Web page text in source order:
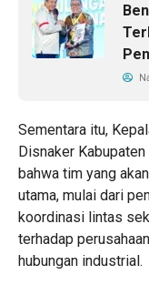
Sementara itu,
Disnaker
bahwa tim yang
utama, mulai dari
koordinasi lintas
terhadap
hubungan industrial.